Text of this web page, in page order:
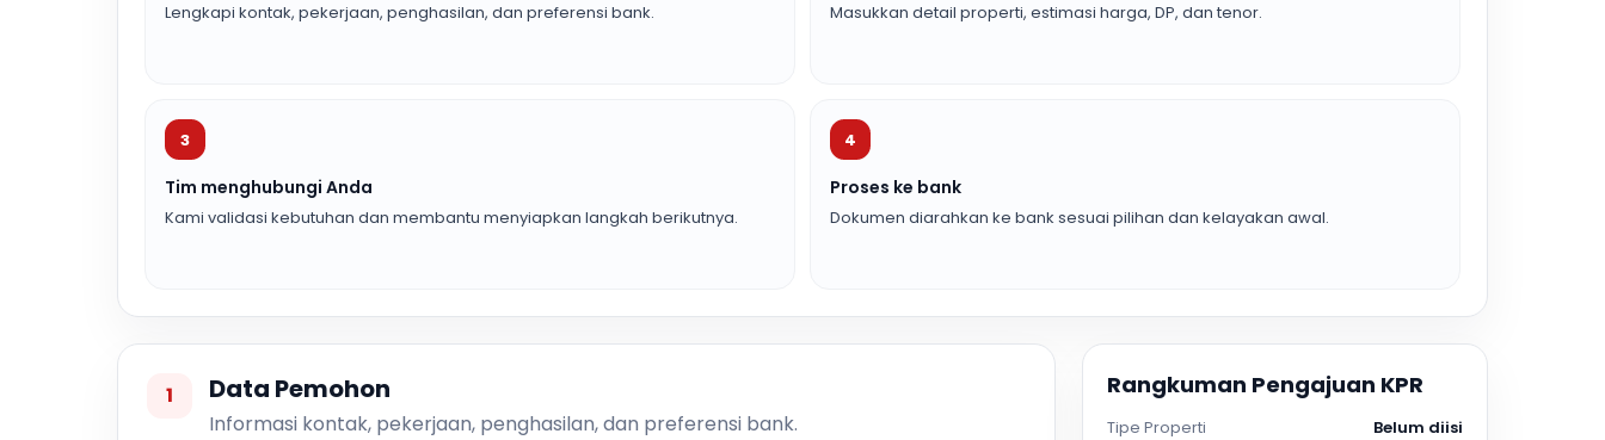
Lengkapi kontak, pekerjaan, penghasilan, dan preferensi bank. Masukkan detail properti, estimasi harga, DP, dan tenor.
3
Tim menghubungi Anda
Kami validasi kebutuhan dan membantu menyiapkan langkah berikutnya.
4
Proses ke bank
Dokumen diarahkan ke bank sesuai pilihan dan kelayakan awal.
1 Data Pemohon
Informasi kontak, pekerjaan, penghasilan, dan preferensi bank.
Rangkuman Pengajuan KPR
Tipe Properti Belum diisi